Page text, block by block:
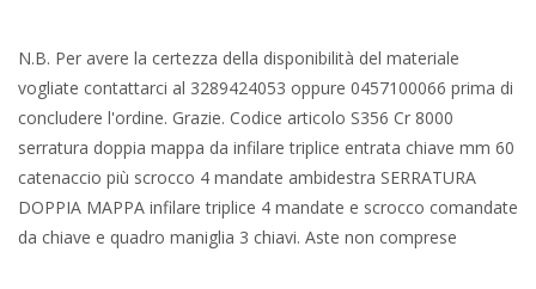
N.B. Per avere la certezza della disponibilità del materiale
vogliate contattarci al 3289424053 oppure 0457100066 prima di
concludere l'ordine. Grazie. Codice articolo S356 Cr 8000
serratura doppia mappa da infilare triplice entrata chiave mm 60
catenaccio più scrocco 4 mandate ambidestra SERRATURA
DOPPIA MAPPA infilare triplice 4 mandate e scrocco comandate
da chiave e quadro maniglia 3 chiavi. Aste non comprese